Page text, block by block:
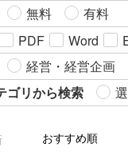
無料
有料
PDF Word
経営・経営企画
ゴリから検索